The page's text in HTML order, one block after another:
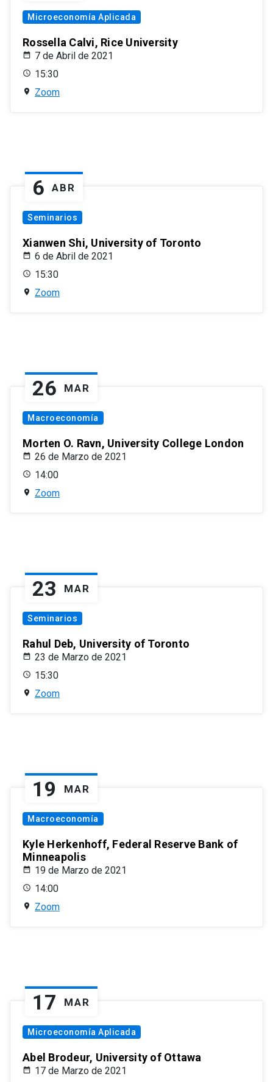
Microeconomía Aplicada
Rossella Calvi, Rice University
7 de Abril de 2021
15:30
Zoom
6 ABR
Seminarios
Xianwen Shi, University of Toronto
6 de Abril de 2021
15:30
Zoom
26 MAR
Macroeconomía
Morten O. Ravn, University College London
26 de Marzo de 2021
14:00
Zoom
23 MAR
Seminarios
Rahul Deb, University of Toronto
23 de Marzo de 2021
15:30
Zoom
19 MAR
Macroeconomía
Kyle Herkenhoff, Federal Reserve Bank of
Minneapolis
19 de Marzo de 2021
14:00
Zoom
17 MAR
Microeconomía Aplicada
Abel Brodeur, University of Ottawa
17 de Marzo de 2021